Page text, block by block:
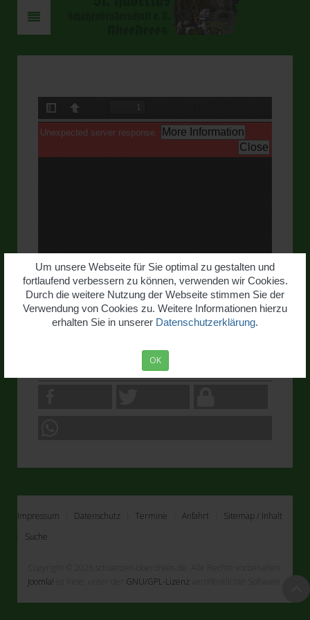
Um unsere Webseite für Sie optimal zu gestalten und
fortlaufend verbessern zu können, verwenden wir Cookies.
Durch die weitere Nutzung der Webseite stimmen Sie der
Verwendung von Cookies zu. Weitere Informationen hierzu
erhalten Sie in unserer Datenschutzerklärung.
OK
Impressum Datenschutz Termine Anfahrt
Sitemap / Inhalt
Suche
Joomla!
GNU/GPL-Lizenz